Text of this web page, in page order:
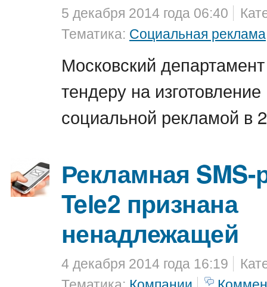
5 декабря 2014 года 06:40
Тематика: Социальная реклама
Московский
тендеру на
социальной рекламой в
Рекламная
Tele2 признана
ненадлежащей
4 декабря 2014 года 16:19